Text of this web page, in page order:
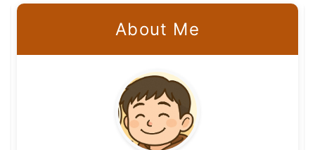
About Me